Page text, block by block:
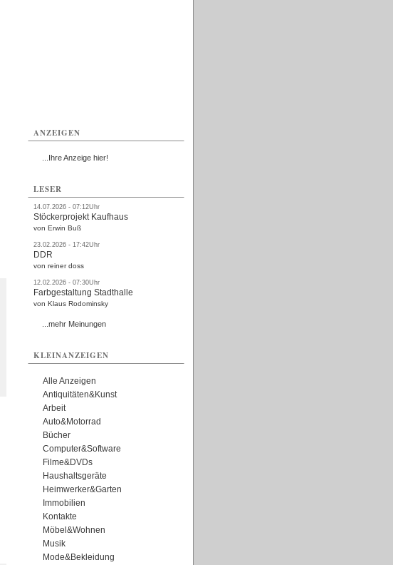
ANZEIGEN
...Ihre Anzeige hier!
LESER
14.07.2026 - 07:12Uhr
Stöckerprojekt Kaufhaus
von Erwin Buß
23.02.2026 - 17:42Uhr
DDR
von reiner doss
12.02.2026 - 07:30Uhr
Farbgestaltung Stadthalle
von Klaus Rodominsky
...mehr Meinungen
KLEINANZEIGEN
Alle Anzeigen
Antiquitäten&Kunst
Arbeit
Auto&Motorrad
Bücher
Computer&Software
Filme&DVDs
Haushaltsgeräte
Heimwerker&Garten
Immobilien
Kontakte
Möbel&Wohnen
Musik
Mode&Bekleidung